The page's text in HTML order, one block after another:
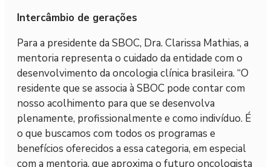
Intercâmbio de gerações
Para a presidente da SBOC, Dra. Clarissa Mathias, a
mentoria representa o cuidado da entidade com o
desenvolvimento da oncologia clínica brasileira. “O
residente que se associa à SBOC pode contar com
nosso acolhimento para que se desenvolva
plenamente, profissionalmente e como indivíduo. É
o que buscamos com todos os programas e
benefícios oferecidos a essa categoria, em especial
com a mentoria, que aproxima o futuro oncologista